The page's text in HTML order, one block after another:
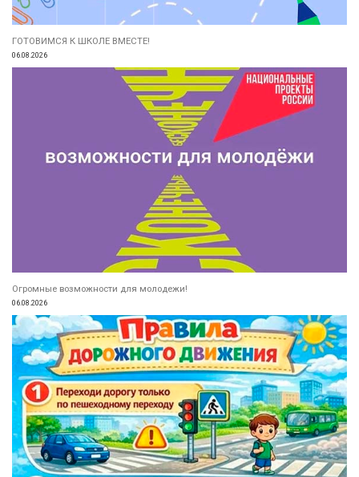
ГОТОВИМСЯ К ШКОЛЕ ВМЕСТЕ!
06.08.2026
Огромные возможности для молодежи!
06.08.2026